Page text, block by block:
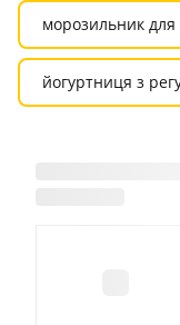
морозильник
йогуртниця з